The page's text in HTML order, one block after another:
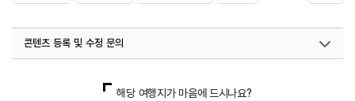
콘텐츠 등록 및 수정 문의
열린관광콘텐츠팀(열린관광-모두의여행)
033-738-3425
해당 여행지가 마음에 드시나요?